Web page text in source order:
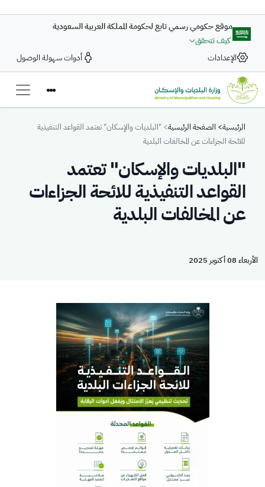
موقع حكومي رسمي تابع لحكومة المملكة العربية السعودية
كيف تتحقق
الإعدادات
أدوات سهولة الوصول
Breadcrumb
الرئيسية الصفحة الرئيسية "البلديات والإسكان" تعتمد القواعد التنفيذية
للائحة الجزاءات عن المخالفات البلدية
"البلديات والإسكان" تعتمد
القواعد التنفيذية للائحة الجزاءات
عن المخالفات البلدية
الأربعاء 08 أكتوبر 2025